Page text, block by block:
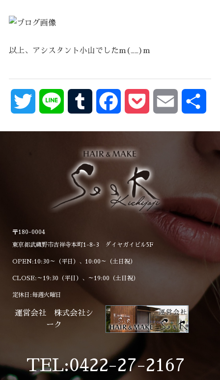
以上、アシスタント小山でしたm(__)m
Twitter Line Tumblr FacebookPocket Email
〒180-0004
東京都武蔵野市吉祥寺本町1-8-3 ダイヤガイビル5F
OPEN:10:30～（平日）、10:00～（土日祝）
CLOSE:～19:30（平日）、～19:00（土日祝）
定休日:毎週火曜日
運営会社 株式会社シ
ーク
TEL:0422-27-2167